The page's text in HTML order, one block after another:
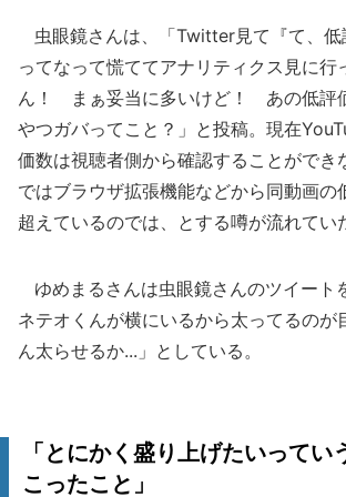
虫眼鏡さんは、「Twitter見て『て、低
ってなって慌ててアナリティクス見に行
ん！ まぁ妥当に多いけど！ あの低評
やつガバってこと？」と投稿。現在
価数は視聴者側から確認することができ
ではブラウザ拡張機能などから同動画の
超えているのでは、とする噂が流れてい
ゆめまるさんは虫眼鏡さんのツイート
ネテオくんが横にいるから太ってるのが
ん太らせるか...」としている。
「とにかく盛り上げたいってい
こったこと」